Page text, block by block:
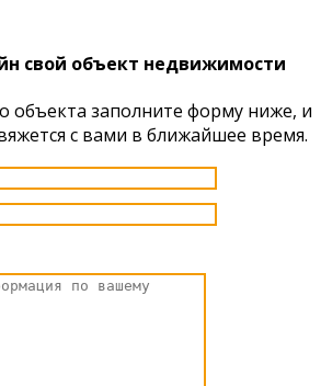
свой объект недвижимости
объекта заполните форму ниже, и
с вами в ближайшее время.